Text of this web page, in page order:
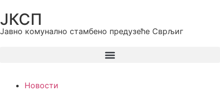
ЈКСП
Јавно комунално стамбено предузеће Сврљиг
Новости